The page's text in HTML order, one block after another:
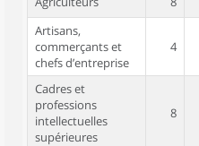
Artisans,
commerçants et
chefs d’entreprise
4
Cadres et
professions
intellectuelles
supérieures
8